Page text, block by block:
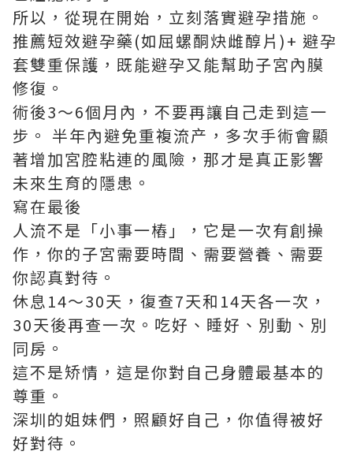
所以，從現在開始，立刻落實避孕措施。
推薦短效避孕藥(如屈螺酮炔雌醇片)+ 避孕
套雙重保護，既能避孕又能幫助子宮內膜
修復。
術後3～6個月內，不要再讓自己走到這一
步。 半年內避免重複流产，多次手術會顯
著增加宮腔粘連的風險，那才是真正影響
未來生育的隱患。
寫在最後
人流不是「小事一樁」，它是一次有創操
作，你的子宮需要時間、需要營養、需要
你認真對待。
休息14～30天，復查7天和14天各一次，
30天後再查一次。吃好、睡好、別動、別
同房。
這不是矫情，這是你對自己身體最基本的
尊重。
深圳的姐妹們，照顧好自己，你值得被好
好對待。